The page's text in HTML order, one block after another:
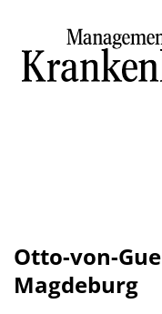
Otto-von-
Magdeburg